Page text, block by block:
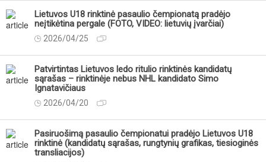
Lietuvos U18 rinktinė pasaulio čempionatą pradėjo
neįtikėtina pergale (FOTO, VIDEO: lietuvių įvarčiai)
2026/04/25
Patvirtintas Lietuvos ledo ritulio rinktinės kandidatų
sąrašas – rinktinėje nebus NHL kandidato Simo
Ignatavičiaus
2026/04/20
Pasiruošimą pasaulio čempionatui pradėjo Lietuvos U18
rinktinė (kandidatų sąrašas, rungtynių grafikas, tiesioginės
transliacijos)